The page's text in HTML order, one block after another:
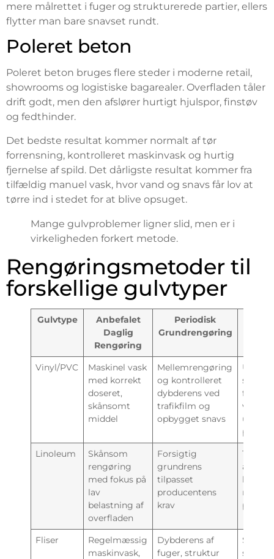
mere målrettet i fuger og strukturerede partier, ellers
flytter man bare snavset rundt.
Poleret beton
Poleret beton bruges flere steder i moderne retail,
showrooms og logistiske bagarealer. Overfladen tåler
drift godt, men den afslører hurtigt hjulspor, finstøv
og fedthinder.
Det bedste resultat kommer normalt af tør
forrensning, kontrolleret maskinvask og hurtig
fjernelse af spild. Det dårligste resultat kommer fra
tilfældig manuel vask, hvor vand og snavs får lov at
tørre ind i stedet for at blive opsuget.
Mange gulvproblemer ligner slid, men er i
virkeligheden forkert metode.
Rengøringsmetoder til
forskellige gulvtyper
Gulvtype
Anbefalet
Daglig
Rengøring
Periodisk
Grundrengøring
Vinyl/PVC
Maskinel vask
med korrekt
doseret,
skånsomt
middel
Mellemrengøring
og kontrolleret
dybderens ved
trafikfilm og
opbygget snavs
Undgå
for
vand
pads
Linoleum
Skånsom
rengøring
med fokus på
lav
belastning af
overfladen
Forsigtig
grundrens
tilpasset
producentens
krav
Tåler
kemi
Fliser
Regelmæssig
maskinvask,
Dybderens af
fuger, struktur
Se på